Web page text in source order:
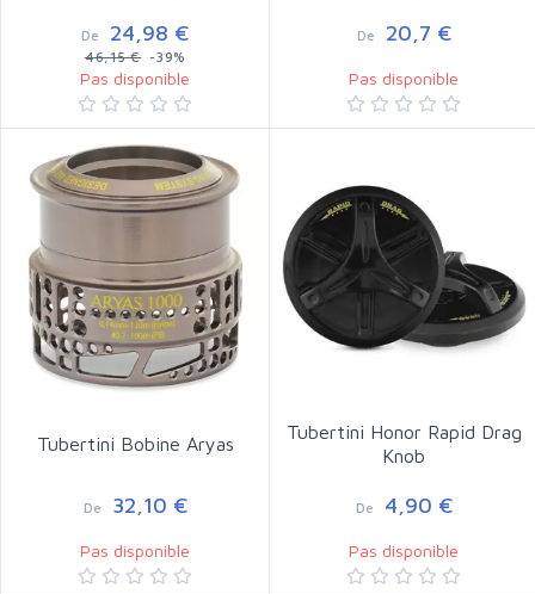
De 24,98 €
46,15 €-39%
Pas disponible
De 20,7 €
Pas disponible
Tubertini Bobine Aryas
De 32,10 €
Pas disponible
Tubertini Honor Rapid Drag
Knob
De 4,90 €
Pas disponible